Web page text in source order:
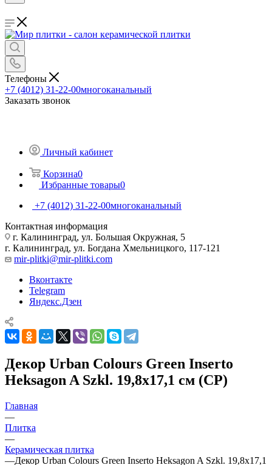
Телефоны
+7 (4012) 31-22-00многоканальный
Заказать звонок
Личный кабинет
Корзина0
Избранные товары0
+7 (4012) 31-22-00многоканальный
Контактная информация
г. Калининград, ул. Большая Окружная, 5
г. Калининград, ул. Богдана Хмельницкого, 117-121
mir-plitki@mir-plitki.com
Вконтакте
Telegram
Яндекс.Дзен
Декор Urban Colours Green Inserto
Heksagon A Szkl. 19,8x17,1 см (CP)
Главная
—
Плитка
—
Керамическая плитка
—Декор Urban Colours Green Inserto Heksagon A Szkl. 19,8x17,1